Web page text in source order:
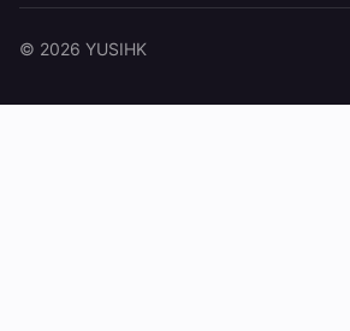
© 2026 YUSIHK